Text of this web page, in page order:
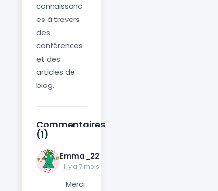
connaissanc
es à travers
des
conférences
et des
articles de
blog.
Commentaires
(1)
Emma_22
il y a 7 mois
Merci